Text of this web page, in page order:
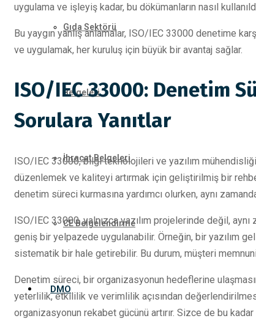
Gıda Sektörü
Belgeleri
İhracat Belgeleri
CE Belgelendirme
DMO
uygulama ve işleyiş kadar, bu dökümanların nasıl
Bu yaygın yanlış anlamalar, ISO/IEC 33000 denetime
ve uygulamak, her kuruluş için büyük bir avantaj sağlar.
ISO/IEC 33000: Denetim
Sorulara Yanıtlar
ISO/IEC 33000, bilgi teknolojileri ve yazılım
düzenlemek ve kaliteyi artırmak için geliştirilmiş bir
denetim süreci kurmasına yardımcı olurken, aynı
ISO/IEC 33000, yalnızca yazılım projelerinde değil,
geniş bir yelpazede uygulanabilir. Örneğin, bir yazılım
sistematik bir hale getirebilir. Bu durum, müşteri
Denetim süreci, bir organizasyonun hedeflerine
yeterlilik, etkililik ve verimlilik açısından
organizasyonun rekabet gücünü artırır. Sizce de bu